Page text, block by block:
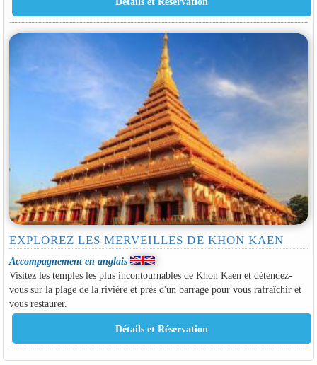
EXPLOREZ LES MERVEILLES DE KHON KAEN
Accompagnement en anglais
Visitez les temples les plus incontournables de Khon Kaen et détendez-
vous sur la plage de la rivière et près d'un barrage pour vous rafraîchir et
vous restaurer.